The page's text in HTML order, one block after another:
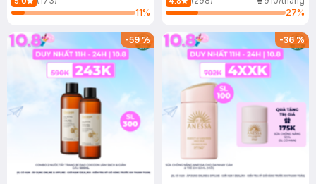
11%
27%
-59% -36%